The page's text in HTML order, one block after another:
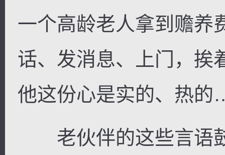
一个高龄老人拿到赡养
话、发消息、上门，挨
他这份心是实的、热
老伙伴的这些言语